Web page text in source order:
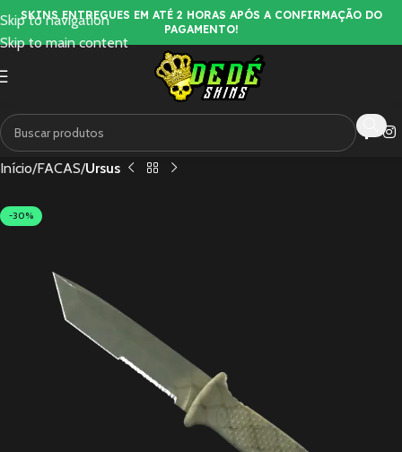
Skip to navigation
Skip to main content
SKINS ENTREGUES EM ATÉ 2 HORAS APÓS A CONFIRMAÇÃO DO
PAGAMENTO!
Início FACAS Ursus
-30%